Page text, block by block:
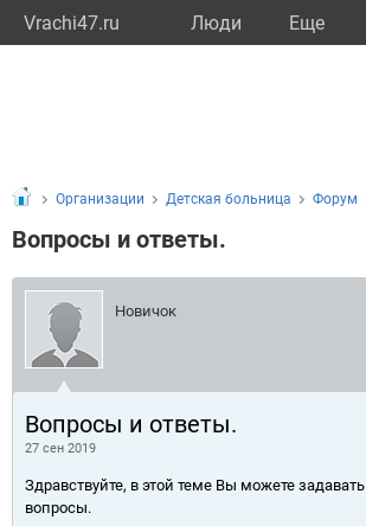
Vrachi47.ru Люди Eще
Организации Детская больница Форум
Вопросы и ответы.
Новичок
Вопросы и ответы.
27 сен 2019
Здравствуйте, в этой теме Вы можете
вопросы.